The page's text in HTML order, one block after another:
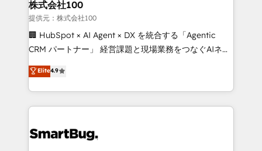
from week one, in your time zone. What we do ➤
Onboarding: Live in weeks, with workflows built
around your business, not a template. ➤ Migration:
Move from any legacy CRM. Zero downtime, full data
run your revenue process. Sales, marketing, and
service wired together. ➤ AI and Integrations: Layer
tune-ups, feature rollouts, adoption coaching. Buying
HubSpot, switching to it, or reviving a stale portal?
株式会社100
提供元：株式会社100
🏢 HubSpot × AI Agent × DX を統合する「Agentic
CRM パートナー」 経営課題と現場業務をつなぐAIネイ
ティブ・エージェンシーとして、HubSpot Eliteの実装
力で顧客フロント業務を再設計します。 💡 100inc は何
をする会社か？ HubSpotを共通基盤に、AIエージェン
トを組み込んだ顧客フロント業務（マーケティング・営
ィブ・エージェンシーです。事業部・グループ会社・部
Elite4.9